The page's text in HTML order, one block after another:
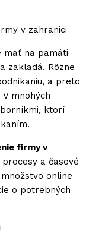
v zahranici
mať na pamäti
zakladá. Rôzne
a preto
mnohých
ktorí
firmy v
a časové
online
o potrebných